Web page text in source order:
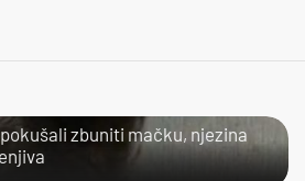
zbuniti mačku, njezina